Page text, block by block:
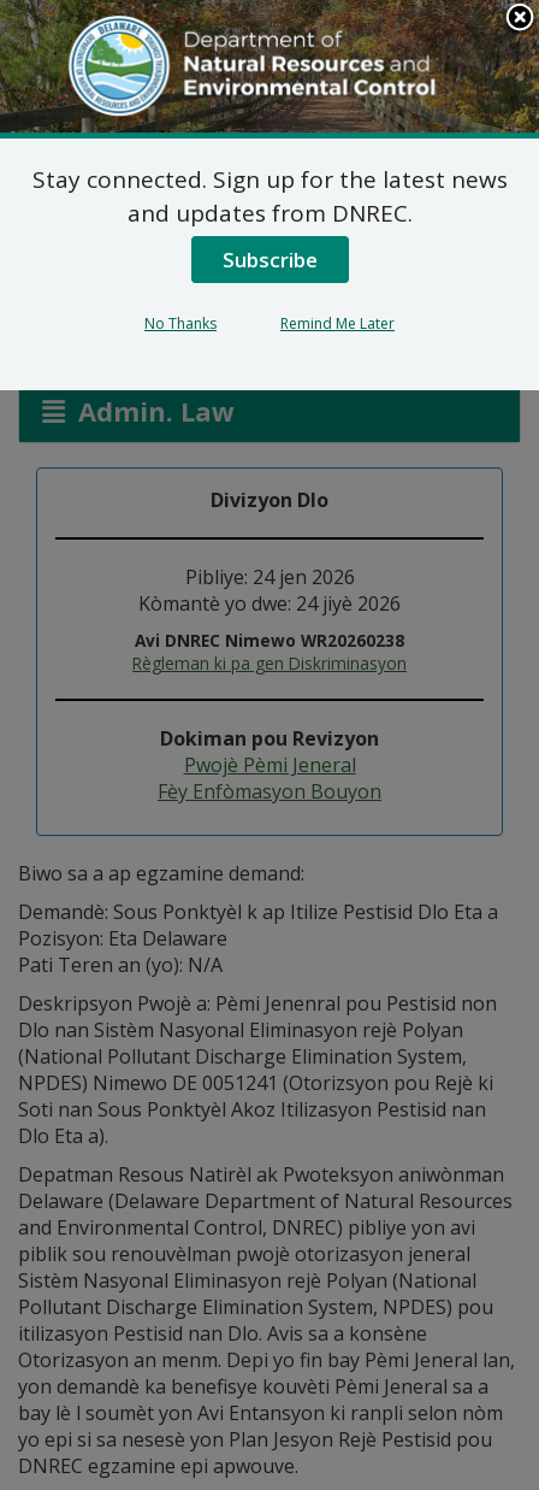
Search
This
Site
DNREC Menu
Pèmi Jeneral pou
Pestisid nan Dlo
Admin. Law
Divizyon Dlo
Pibliye: 24 jen 2026
Kòmantè yo dwe: 24 jiyè 2026
Avi DNREC Nimewo WR20260238
Règleman ki pa gen Diskriminasyon
Dokiman pou Revizyon
Pwojè Pèmi Jeneral
Fèy Enfòmasyon Bouyon
Biwo sa a ap egzamine demand:
Demandè: Sous Ponktyèl k ap Itilize Pestisid Dlo Eta a
Pozisyon: Eta Delaware
Pati Teren an (yo): N/A
Deskripsyon Pwojè a: Pèmi Jenenral pou Pestisid non
Dlo nan Sistèm Nasyonal Eliminasyon rejè Polyan
(National Pollutant Discharge Elimination System,
NPDES) Nimewo DE 0051241 (Otorizsyon pou Rejè ki
Soti nan Sous Ponktyèl Akoz Itilizasyon Pestisid nan
Dlo Eta a).
Depatman Resous Natirèl ak Pwoteksyon aniwònman
Delaware (Delaware Department of Natural Resources
and Environmental Control, DNREC) pibliye yon avi
piblik sou renouvèlman pwojè otorizasyon jeneral
Sistèm Nasyonal Eliminasyon rejè Polyan (National
Pollutant Discharge Elimination System, NPDES) pou
itilizasyon Pestisid nan Dlo. Avis sa a konsène
Otorizasyon an menm. Depi yo fin bay Pèmi Jeneral lan,
yon demandè ka benefisye kouvèti Pèmi Jeneral sa a
bay lè l soumèt yon Avi Entansyon ki ranpli selon nòm
yo epi si sa nesesè yon Plan Jesyon Rejè Pestisid pou
DNREC egzamine epi apwouve.
Stay connected. Sign up for the latest news
and updates from DNREC.
Subscribe
No Thanks Remind Me Later